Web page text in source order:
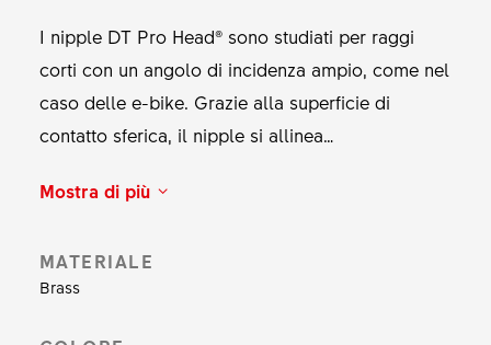
I nipple DT Pro Head® sono studiati per raggi
corti con un angolo di incidenza ampio, come nel
caso delle e-bike. Grazie alla superficie di
contatto sferica, il nipple si allinea
consentendo una trasmissione uniforme
che il nipple si inclini nella base del cerchio, il
che rappresenta un grande vantaggio ai fini del
Mostra di più
MATERIALE
Brass